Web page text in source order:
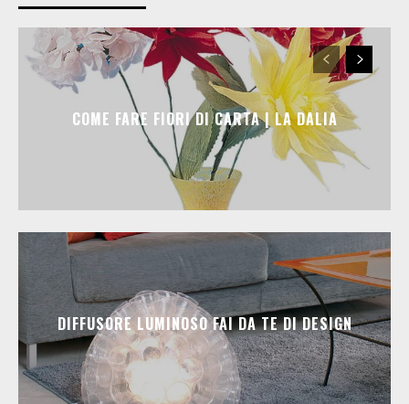
COME FARE FIORI DI CARTA | LA DALIA
DIFFUSORE LUMINOSO FAI DA TE DI DESIGN